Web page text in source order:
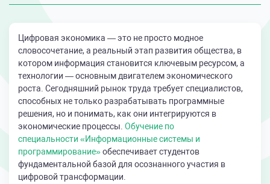
Цифровая экономика — это не просто модное
словосочетание, а реальный этап развития общества, в
котором информация становится ключевым ресурсом, а
технологии — основным двигателем экономического
роста. Сегодняшний рынок труда требует специалистов,
способных не только разрабатывать программные
решения, но и понимать, как они интегрируются в
экономические процессы. Обучение по
специальности «Информационные системы и
программирование»обеспечивает студентов
фундаментальной базой для осознанного участия в
цифровой трансформации.